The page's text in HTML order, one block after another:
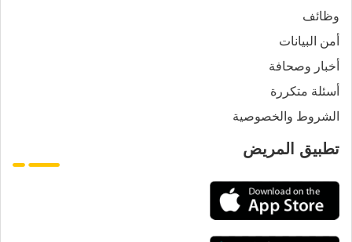
وظائف
أمن البيانات
أخبار وصحافة
أسئلة متكررة
الشروط والخصوصية
تطبيق المريض